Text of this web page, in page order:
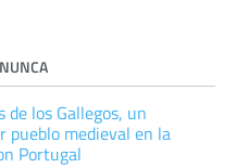
de los Gallegos, un
pueblo medieval en la
Portugal